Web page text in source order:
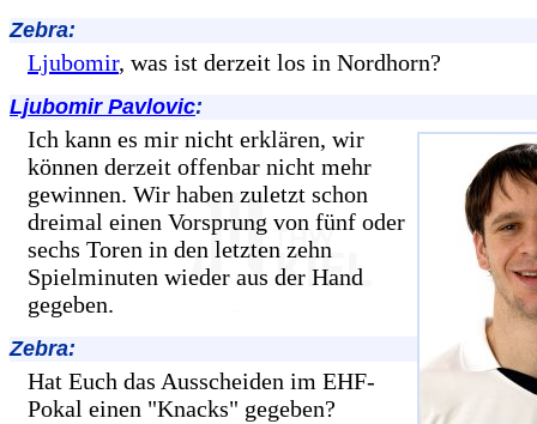
Zebra:
Ljubomir, was ist derzeit los in Nordhorn?
Ljubomir Pavlovic:
Ich kann es mir nicht erklären, wir
können derzeit offenbar nicht mehr
gewinnen. Wir haben zuletzt schon
dreimal einen Vorsprung von fünf oder
sechs Toren in den letzten zehn
Spielminuten wieder aus der Hand
gegeben.
Zebra:
Hat Euch das Ausscheiden im EHF-
Pokal einen "Knacks" gegeben?